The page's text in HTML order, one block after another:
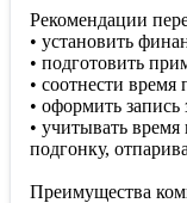
Рекомендации
• установить
• подготовить
• соотнести
• оформить запись
• учитывать
подгонку,
Преимущества